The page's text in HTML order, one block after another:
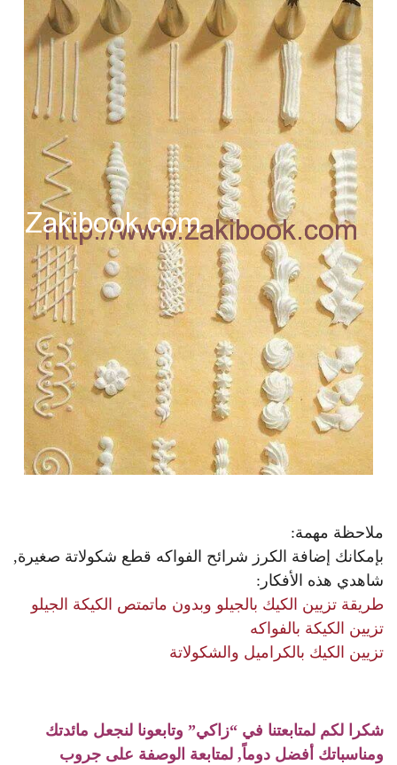
ملاحظة مهمة:
بإمكانك إضافة الكرز شرائح الفواكه قطع شكولاتة صغيرة,
شاهدي هذه الأفكار:
طريقة تزيين الكيك بالجيلو وبدون ماتمتص الكيكة الجيلو
تزيين الكيكة بالفواكه
تزيين الكيك بالكراميل والشكولاتة
شكرا لكم لمتابعتنا في “زاكي” وتابعونا لنجعل مائدتك
ومناسباتك أفضل دوماً, لمتابعة الوصفة على جروب